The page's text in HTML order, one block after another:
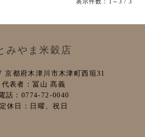
みやま米穀店
京都府木津川市木津町西垣31
代表者：冨山 髙義
話：0774-72-0040
定休日：日曜、祝日